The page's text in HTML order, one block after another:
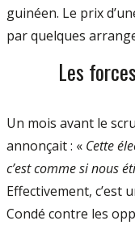
guinéen. Le prix
par quelques
Les
Un mois avant le
annonçait : « Cette
c’est comme si nous
Effectivement, c’est
Condé contre les